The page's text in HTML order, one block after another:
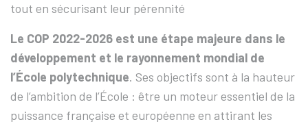
tout en sécurisant leur pérennité
Le COP 2022-2026 est une étape majeure dans le
développement et le rayonnement mondial de
l’École polytechnique. Ses objectifs sont à la hauteur
de l’ambition de l’École : être un moteur essentiel de la
puissance française et européenne en attirant les